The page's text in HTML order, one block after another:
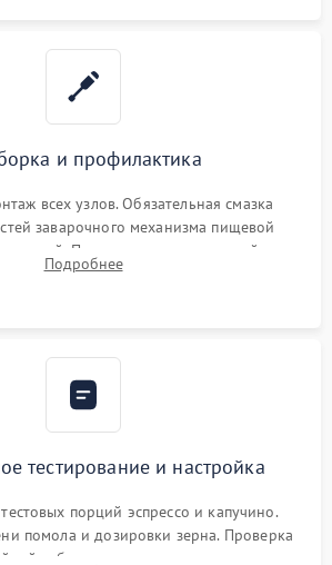
и профилактика
всех узлов. Обязательная смазка
заварочного механизма пищевой
смазкой. Проведение программной
очистки системы от кофейных масел.
Подробнее
тестирование и настройка
порций эспрессо и капучино.
помола и дозировки зерна. Проверка
таблетки, температуры напитка и